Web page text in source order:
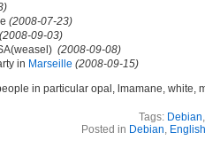
(2008-07-23)
(2008-09-03)
(2008-09-08)
in Marseille (2008-09-15)
in particular opal, lmamane, white,
Tags: Debian,
Posted in Debian, English